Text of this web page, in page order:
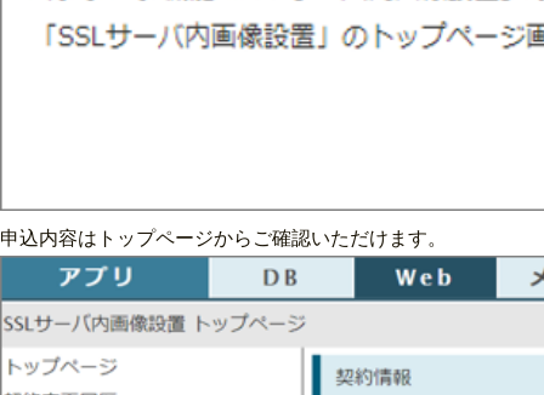
申込内容はトップページからご確認いただけます。